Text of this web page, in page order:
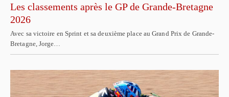
Les classements après le GP de Grande-Bretagne
2026
Avec sa victoire en Sprint et sa deuxième place au Grand Prix de Grande-
Bretagne, Jorge…